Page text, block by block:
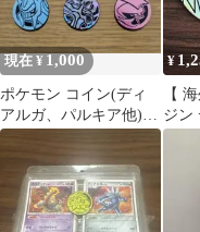
現在 ¥ 1,000
ポケモン コイン(ディ
アルガ、パルキア他) 5
個セット
¥
【
ジン
ボ ポ